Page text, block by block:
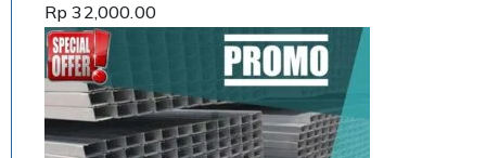
Dinilai 5.00
dari 5
Rp 32,000.00